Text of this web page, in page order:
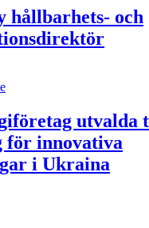
hållbarhets- och
utvalda
för innovativa
i Ukraina